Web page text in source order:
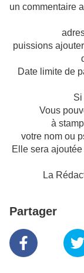
un commentaire
puissions
Date limite de
Si
Vous
à
votre nom ou
Elle sera
La
Partager